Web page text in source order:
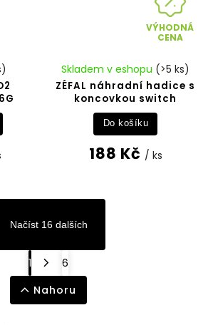
VÝHODNÁ
CENA
ZÉFAL náhradní hadice s
koncovkou switch
Skladem v eshopu (>5 ks)
188 Kč / ks
Do košíku
Načíst 16 dalších
1
6
Nahoru